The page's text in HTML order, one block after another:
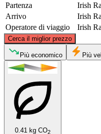
Partenza
Irish
Arrivo
Irish
Operatore di viaggio
Irish
Cerca il miglior prezzo
Galway
Più economico Più
0.41 kg CO2